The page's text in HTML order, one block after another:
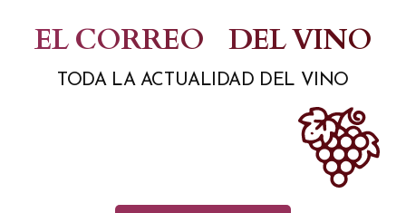
contenido
EL CORREO DEL VINO
TODA LA ACTUALIDAD DEL VINO